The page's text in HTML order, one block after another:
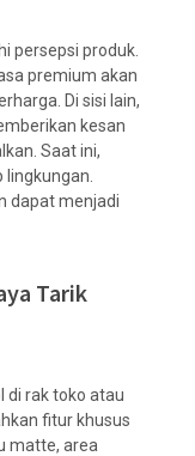
persepsi produk.
premium akan
Di sisi lain,
kesan
Saat ini,
dapat menjadi
Tarik
di rak toko atau
fitur khusus
matte, area